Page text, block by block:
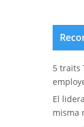
5 traits
El
misma